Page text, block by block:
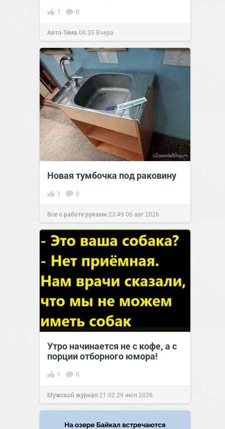
1 0
Авто-Тема 06:35 Вчера
Новая тумбочка под раковину
1 0
Все о работе руками 23:49 06 авг 2026
Утро начинается не с кофе, а с
порции отборного юмора!
1 0
Мужской журнал 21:02 29 июл 2026